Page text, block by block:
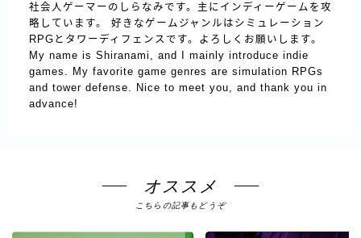
社会人ゲーマーのしらなみです。主にインディーゲームを攻
略しています。 好きなゲームジャンルはシミュレーション
RPGとタワーディフェンスです。よろしくお願いします。
My name is Shiranami, and I mainly introduce indie
games. My favorite game genres are simulation RPGs
and tower defense. Nice to meet you, and thank you in
advance!
オススメ
こちらの記事もどうぞ